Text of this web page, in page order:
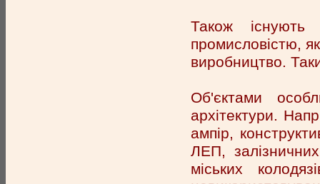
Також існують
промисловістю,
виробництво.
Об'єктами
архітектури.
ампір,
ЛЕП,
міських